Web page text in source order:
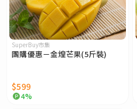
SuperBuy市集
團購優惠－金煌芒果(5斤裝)
$599
4%